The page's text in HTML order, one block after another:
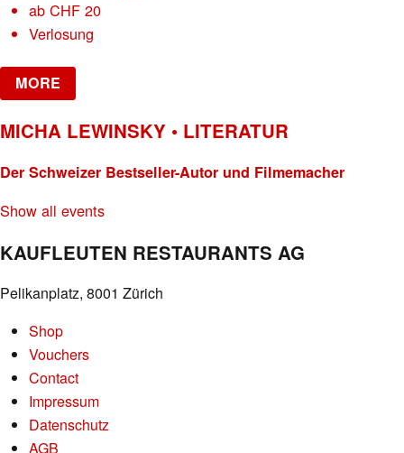
abCHF 20
Verlosung
MORE
MICHA LEWINSKY • LITERATUR
Der Schweizer Bestseller-Autor und Filmemacher
Show all events
KAUFLEUTEN RESTAURANTS AG
Pelikanplatz, 8001 Zürich
Shop
Vouchers
Contact
Impressum
Datenschutz
AGB